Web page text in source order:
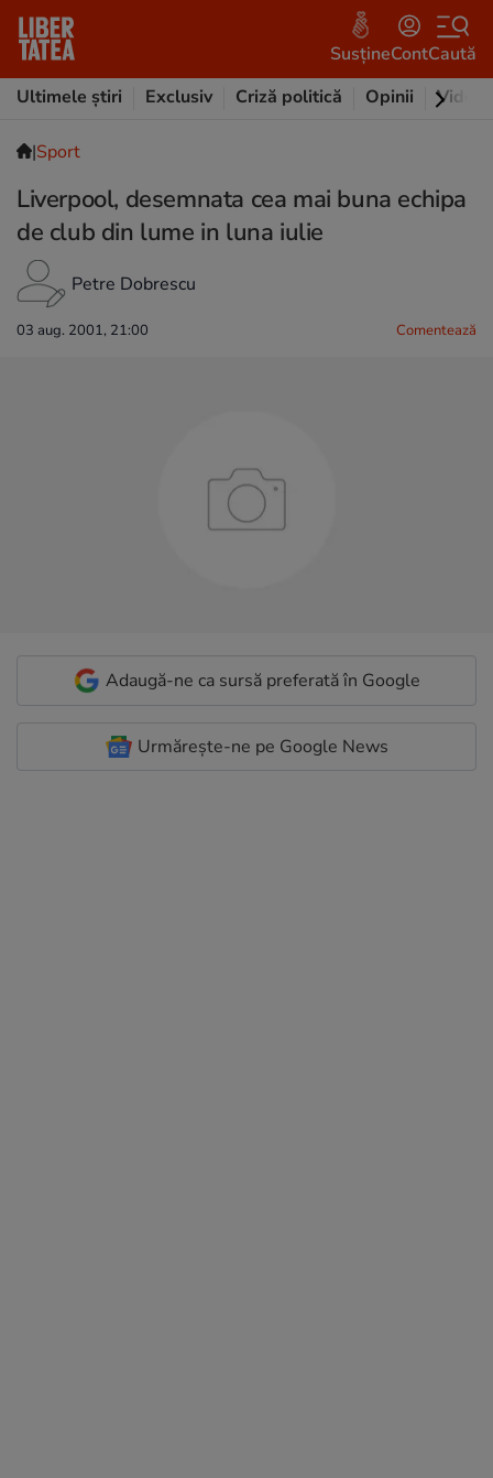
SusțineContCaută
Ultimele știri
Exclusiv Criză politică Opinii Video
|Sport
Liverpool, desemnata cea mai buna echipa
de club din lume in luna iulie
Petre Dobrescu
03 aug. 2001, 21:00 Comentează
Adaugă-ne ca sursă preferată în Google
Urmărește-ne pe Google News